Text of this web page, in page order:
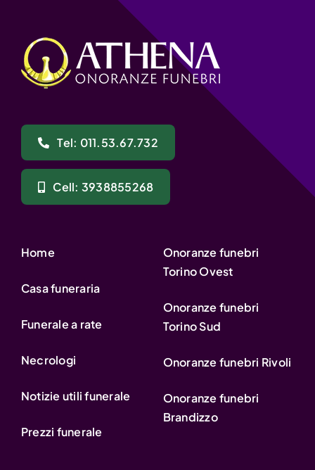
Tel: 011.53.67.732
Cell: 3938855268
Home
Casa funeraria
Funerale a rate
Necrologi
Notizie utili funerale
Prezzi funerale
Onoranze funebri
Torino Ovest
Onoranze funebri
Torino Sud
Onoranze funebri Rivoli
Onoranze funebri
Brandizzo